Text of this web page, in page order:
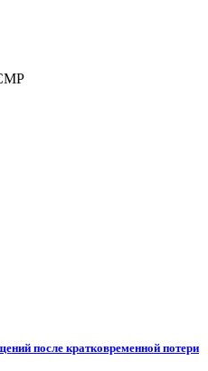
после кратковременной потери